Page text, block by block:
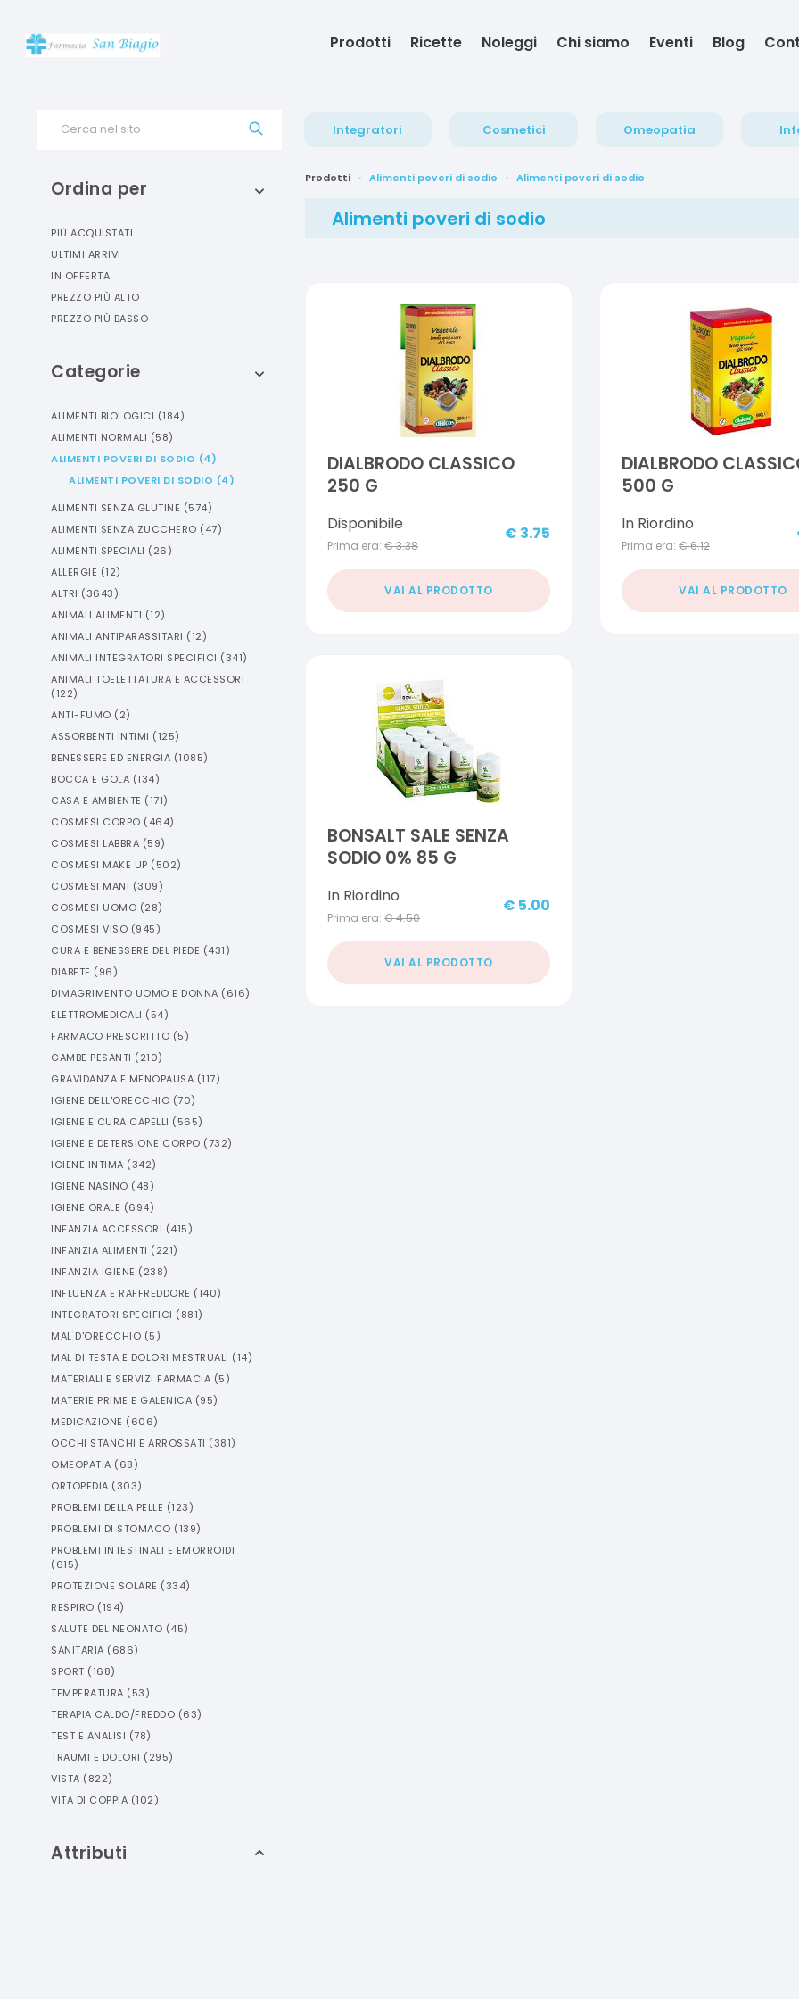
Prodotti Ricette Noleggi Chi siamo Eventi Blog
Cerca nel sito Integratori Cosmetici Omeopatia
Ordina per
PIÙ ACQUISTATI
ULTIMI ARRIVI
IN OFFERTA
PREZZO PIÙ ALTO
PREZZO PIÙ BASSO
Categorie
ALIMENTI BIOLOGICI (184)
ALIMENTI NORMALI (58)
ALIMENTI POVERI DI SODIO (4)
ALIMENTI POVERI DI SODIO (4)
ALIMENTI SENZA GLUTINE (574)
ALIMENTI SENZA ZUCCHERO (47)
ALIMENTI SPECIALI (26)
ALLERGIE (12)
ALTRI (3643)
ANIMALI ALIMENTI (12)
ANIMALI ANTIPARASSITARI (12)
ANIMALI INTEGRATORI SPECIFICI (341)
ANIMALI TOELETTATURA E ACCESSORI
(122)
ANTI-FUMO (2)
ASSORBENTI INTIMI (125)
BENESSERE ED ENERGIA (1085)
BOCCA E GOLA (134)
CASA E AMBIENTE (171)
COSMESI CORPO (464)
COSMESI LABBRA (59)
COSMESI MAKE UP (502)
COSMESI MANI (309)
COSMESI UOMO (28)
COSMESI VISO (945)
CURA E BENESSERE DEL PIEDE (431)
DIABETE (96)
DIMAGRIMENTO UOMO E DONNA (616)
ELETTROMEDICALI (54)
FARMACO PRESCRITTO (5)
GAMBE PESANTI (210)
GRAVIDANZA E MENOPAUSA (117)
IGIENE DELL'ORECCHIO (70)
IGIENE E CURA CAPELLI (565)
IGIENE E DETERSIONE CORPO (732)
IGIENE INTIMA (342)
IGIENE NASINO (48)
IGIENE ORALE (694)
INFANZIA ACCESSORI (415)
INFANZIA ALIMENTI (221)
INFANZIA IGIENE (238)
INFLUENZA E RAFFREDDORE (140)
INTEGRATORI SPECIFICI (881)
MAL D'ORECCHIO (5)
MAL DI TESTA E DOLORI MESTRUALI (14)
MATERIALI E SERVIZI FARMACIA (5)
MATERIE PRIME E GALENICA (95)
MEDICAZIONE (606)
OCCHI STANCHI E ARROSSATI (381)
OMEOPATIA (68)
ORTOPEDIA (303)
PROBLEMI DELLA PELLE (123)
PROBLEMI DI STOMACO (139)
PROBLEMI INTESTINALI E EMORROIDI
(615)
PROTEZIONE SOLARE (334)
RESPIRO (194)
SALUTE DEL NEONATO (45)
SANITARIA (686)
SPORT (168)
TEMPERATURA (53)
TERAPIA CALDO/FREDDO (63)
TEST E ANALISI (78)
TRAUMI E DOLORI (295)
VISTA (822)
VITA DI COPPIA (102)
Attributi
Prodotti Alimenti poveri di sodio Alimenti poveri di sodio
Alimenti poveri di sodio
DIALBRODO CLASSICO
250 G
Disponibile
Prima era: €3.38
€ 3.75
VAI AL PRODOTTO
DIALBRODO
500 G
In Riordino
Prima era: €6.12
VAI AL PRODOTTO
BONSALT SALE SENZA
SODIO 0% 85 G
In Riordino
Prima era: €4.50
€ 5.00
VAI AL PRODOTTO